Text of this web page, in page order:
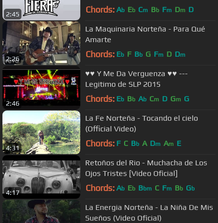
2:45 Chords: Ab Eb Cm Bb Fm Dm D
2:26
La Maquinaria Norteña - Para Qué
Amarte
Chords: Eb F Bb G Fm D Dm
2:46
♥♥ Y Me Da Verguenza ♥♥ ---
Legitimo de SLP 2015
Chords: Eb Bb Ab Cm D Gm G
4:31
La Fe Norteña - Tocando el cielo
(Official Video)
Chords: F C Bb A Dm Am E
4:17
Retoños del Rio - Muchacha de Los
Ojos Tristes [Video Oficial]
Chords: Ab Eb Bbm C Fm Bb Gb
La Energia Norteña - La Niña De Mis
Sueños (Video Oficial)